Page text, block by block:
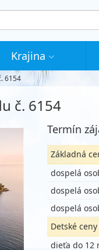
Krajina
6154
č. 6154
Termín
Základná
dospelá
dospelá
dospelá
Detské ceny
dieťa do 12